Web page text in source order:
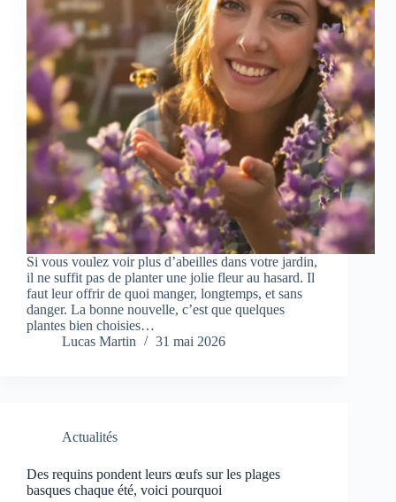
Si vous voulez voir plus d’abeilles dans votre jardin,
il ne suffit pas de planter une jolie fleur au hasard. Il
faut leur offrir de quoi manger, longtemps, et sans
danger. La bonne nouvelle, c’est que quelques
plantes bien choisies…
Lucas Martin
31 mai 2026
Actualités
Des requins pondent leurs œufs sur les plages
basques chaque été, voici pourquoi